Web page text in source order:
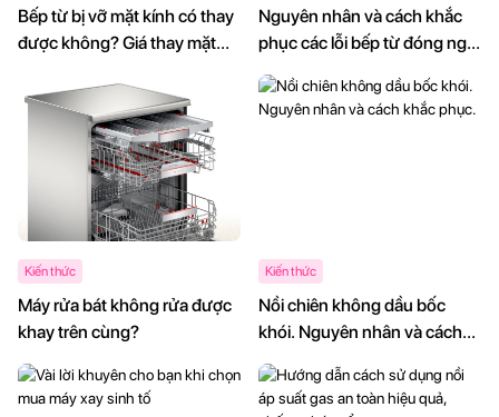
Bếp từ bị vỡ mặt kính có thay
được không? Giá thay mặt
Nguyên nhân và cách khắc
phục các lỗi bếp từ đóng ngắt
liên tục
Kiến thức
Máy rửa bát không rửa được
khay trên cùng?
Kiến thức
Nồi chiên không dầu bốc
khói. Nguyên nhân và cách
khắc phục.